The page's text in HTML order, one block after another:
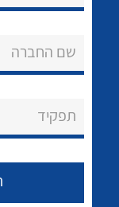
לכל מוצרי
שם החברה
תפקיד